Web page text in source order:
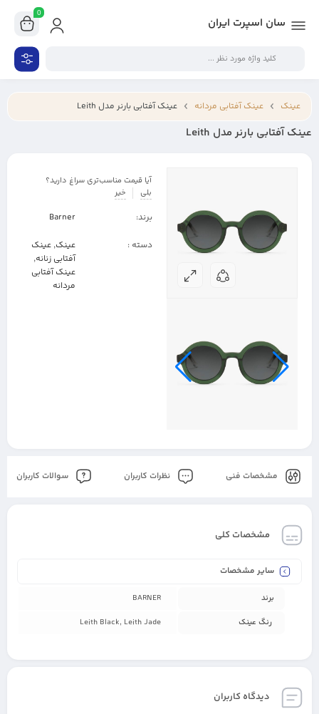
سان اسپرت ایران
0
عینک عینک آفتابی مردانه عینک آفتابی بارنر مدل Leith
عینک آفتابی بارنر مدل Leith
آیا قیمت مناسب‌تری سراغ دارید؟
بلی
خیر
برند: Barner
دسته : عینک, عینک
آفتابی زنانه,
عینک آفتابی
مردانه
مشخصات فنی نظرات کاربران سوالات کاربران
مشخصات کلی
سایر مشخصات
برند
BARNER
رنگ عینک
Leith Black, Leith Jade
دیدگاه کاربران